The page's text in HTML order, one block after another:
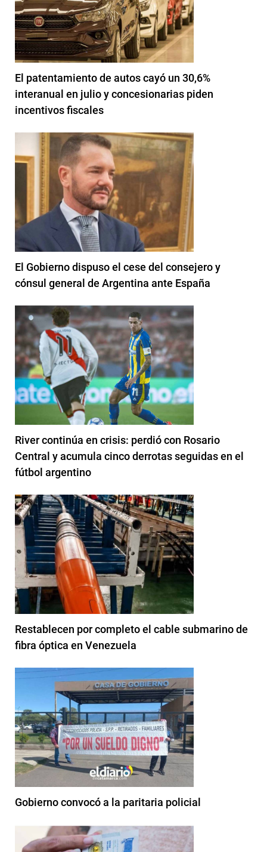
El patentamiento de autos cayó un 30,6%
interanual en julio y concesionarias piden
incentivos fiscales
El Gobierno dispuso el cese del consejero y
cónsul general de Argentina ante España
River continúa en crisis: perdió con Rosario
Central y acumula cinco derrotas seguidas en el
fútbol argentino
Restablecen por completo el cable submarino de
fibra óptica en Venezuela
Gobierno convocó a la paritaria policial